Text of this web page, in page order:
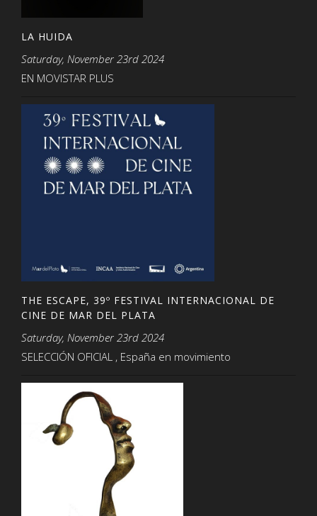
LA HUIDA
Saturday, November 23rd 2024
EN MOVISTAR PLUS
THE ESCAPE, 39º FESTIVAL INTERNACIONAL DE
CINE DE MAR DEL PLATA
Saturday, November 23rd 2024
SELECCIÓN OFICIAL , España en movimiento